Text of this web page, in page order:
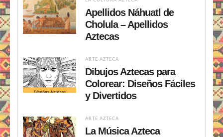
Apellidos Náhuatl de
Cholula – Apellidos
Aztecas
ARTE AZTECA
Dibujos Aztecas para
Colorear: Diseños Fáciles
y Divertidos
ARTE AZTECA
La Música Azteca